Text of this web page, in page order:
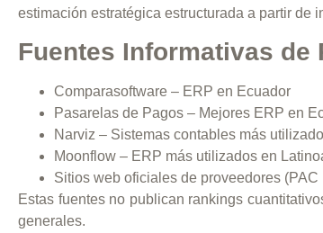
estimación estratégica estructurada a partir de
Fuentes Informativas de
Comparasoftware – ERP en Ecuador
Pasarelas de Pagos – Mejores ERP en
Narviz – Sistemas contables más
Moonflow – ERP más utilizados en
Sitios web oficiales de proveedores (PAC
Estas fuentes no publican rankings
generales.